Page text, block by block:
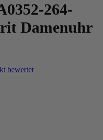
264-
Damenuhr
bewertet